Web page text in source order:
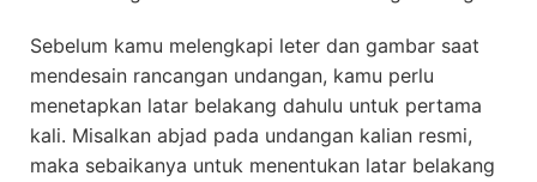
Sebelum kamu melengkapi leter dan gambar saat
mendesain rancangan undangan, kamu perlu
menetapkan latar belakang dahulu untuk pertama
kali. Misalkan abjad pada undangan kalian resmi,
maka sebaikanya untuk menentukan latar belakang